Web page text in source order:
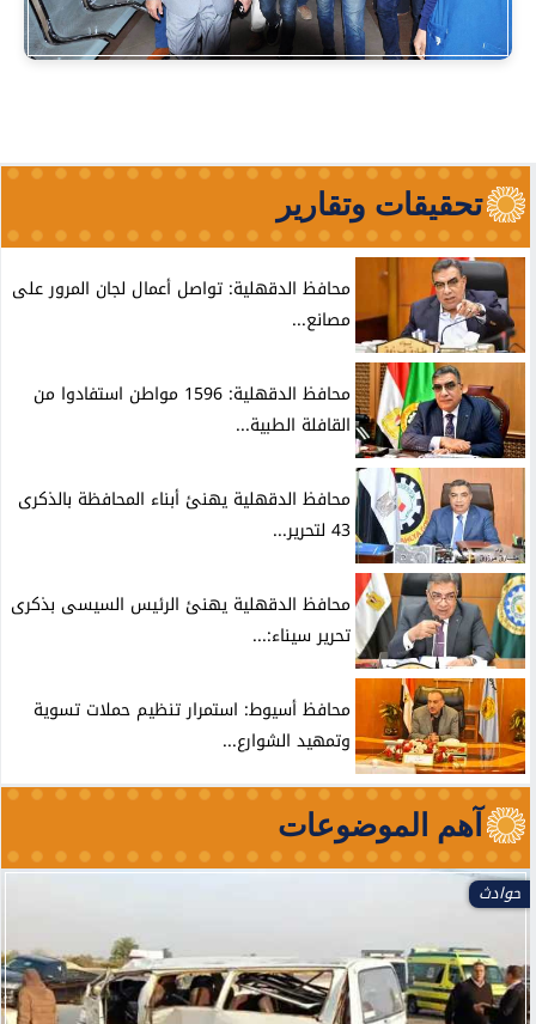
تحقيقات وتقارير
محافظ الدقهلية: تواصل أعمال لجان المرور على
مصانع...
محافظ الدقهلية: 1596 مواطن استفادوا من
القافلة الطبية...
محافظ الدقهلية يهنئ أبناء المحافظة بالذكرى
43 لتحرير...
محافظ الدقهلية يهنئ الرئيس السيسى بذكرى
تحرير سيناء:...
محافظ أسيوط: استمرار تنظيم حملات تسوية
وتمهيد الشوارع...
آهم الموضوعات